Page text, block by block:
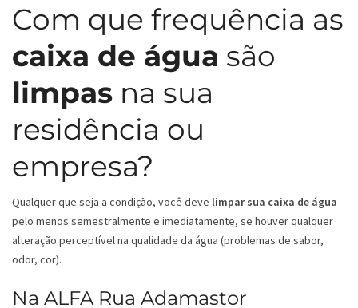
Com que frequência as
caixa de água são
limpas na sua
residência ou
empresa?
Qualquer que seja a condição, você deve limpar sua caixa de água
pelo menos semestralmente e imediatamente, se houver qualquer
alteração perceptível na qualidade da água (problemas de sabor,
odor, cor).
Na ALFA Rua Adamastor